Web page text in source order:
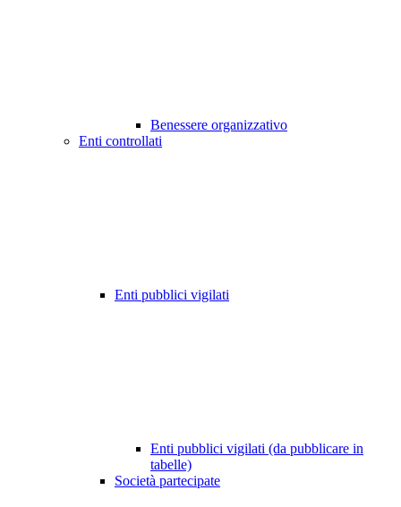
Benessere organizzativo
Enti controllati
Enti pubblici vigilati
Enti pubblici vigilati (da pubblicare in
tabelle)
Società partecipate